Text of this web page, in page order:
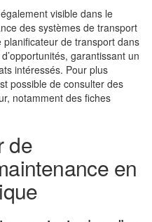
visible dans le
des systèmes de transport
de transport dans
garantissant un
intéressés. Pour plus
possible de consulter des
notamment des fiches
de
en